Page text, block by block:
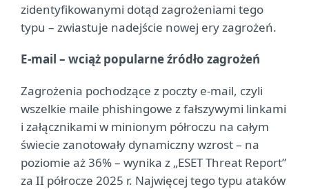
zidentyfikowanymi dotąd zagrożeniami tego
typu – zwiastuje nadejście nowej ery zagrożeń.
E-mail – wciąż popularne źródło zagrożeń
Zagrożenia pochodzące z poczty e-mail, czyli
wszelkie maile phishingowe z fałszywymi linkami
i załącznikami w minionym półroczu na całym
świecie zanotowały dynamiczny wzrost – na
poziomie aż 36% – wynika z „ESET Threat Report”
za II półrocze 2025 r. Najwięcej tego typu ataków